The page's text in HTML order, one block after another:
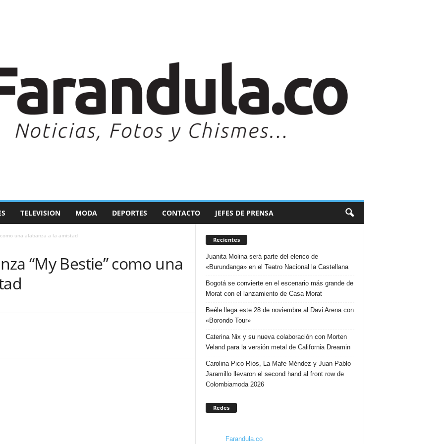
TELEVISION MODA DEPORTES CONTACTO JEFES DE PRENSA
una alabanza a la amistad
“My Bestie” como una
Recientes
Juanita Molina será parte del elenco de
«Burundanga» en el Teatro Nacional la Castellana
Bogotá se convierte en el escenario más grande de
Morat con el lanzamiento de Casa Morat
Beéle llega este 28 de noviembre al Davi Arena con
«Borondo Tour»
Caterina Nix y su nueva colaboración con Morten
Veland para la versión metal de California Dreamin
Carolina Pico Ríos, La Mafe Méndez y Juan Pablo
Jaramillo llevaron el second hand al front row de
Colombiamoda 2026
Redes
Farandula.co